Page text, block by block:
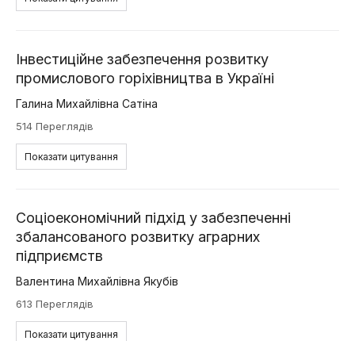
Інвестиційне забезпечення розвитку
промислового горіхівництва в Україні
Галина Михайлівна Сатіна
514 Переглядів
Показати цитування
Соціоекономічний підхід у забезпеченні
збалансованого розвитку аграрних
підприємств
Валентина Михайлівна Якубів
613 Переглядів
Показати цитування